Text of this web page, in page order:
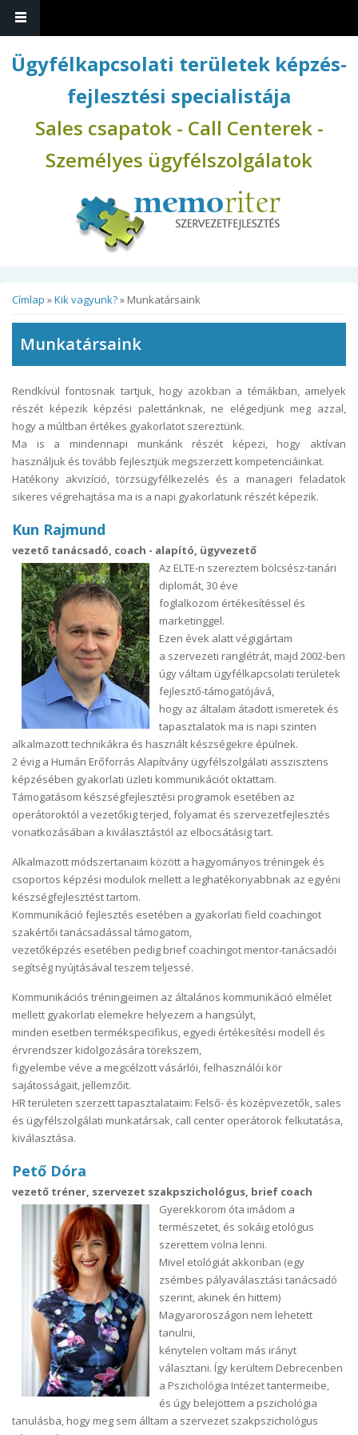
Ügyfélkapcsolati területek képzés-
fejlesztési specialistája
Sales csapatok - Call Centerek -
Személyes ügyfélszolgálatok
Jelenlegi hely
Címlap »Kik vagyunk?» Munkatársaink
Munkatársaink
Rendkívül fontosnak tartjuk, hogy azokban a témákban, amelyek
részét képezik képzési palettánknak, ne elégedjünk meg azzal,
hogy a múltban értékes gyakorlatot szereztünk.
Ma is a mindennapi munkánk részét képezi, hogy aktívan
használjuk és tovább fejlesztjük megszerzett kompetenciáinkat.
Hatékony akvizíció, törzsügyfélkezelés és a manageri feladatok
sikeres végrehajtása ma is a napi gyakorlatunk részét képezik.
Kun Rajmund
vezető tanácsadó, coach - alapító, ügyvezető
Az ELTE-n szereztem bölcsész-tanári
diplomát, 30 éve
foglalkozom értékesítéssel és
marketinggel.
Ezen évek alatt végigjártam
a szervezeti ranglétrát, majd 2002-ben
úgy váltam ügyfélkapcsolati területek
fejlesztő-támogatójává,
hogy az általam átadott ismeretek és
tapasztalatok ma is napi szinten
alkalmazott technikákra és használt készségekre épülnek.
2 évig a Humán Erőforrás Alapítvány ügyfélszolgálati asszisztens
képzésében gyakorlati üzleti kommunikációt oktattam.
Támogatásom készségfejlesztési programok esetében az
operátoroktól a vezetőkig terjed, folyamat és szervezetfejlesztés
vonatkozásában a kiválasztástól az elbocsátásig tart.
Alkalmazott módszertanaim között a hagyományos tréningek és
csoportos képzési modulok mellett a leghatékonyabbnak az egyéni
készségfejlesztést tartom.
Kommunikáció fejlesztés esetében a gyakorlati field coachingot
szakértői tanácsadással támogatom,
vezetőképzés esetében pedig brief coachingot mentor-tanácsadói
segítség nyújtásával teszem teljessé.
Kommunikációs tréningjeimen az általános kommunikáció elmélet
mellett gyakorlati elemekre helyezem a hangsúlyt,
minden esetben termékspecifikus, egyedi értékesítési modell és
érvrendszer kidolgozására törekszem,
figyelembe véve a megcélzott vásárlói, felhasználói kör
sajátosságait, jellemzőit.
HR területen szerzett tapasztalataim: Felső- és középvezetők, sales
és ügyfélszolgálati munkatársak, call center operátorok felkutatása,
kiválasztása.
Pető Dóra
vezető tréner, szervezet szakpszichológus, brief coach
Gyerekkorom óta imádom a
természetet, és sokáig etológus
szerettem volna lenni.
Mivel etológiát akkoriban (egy
zsémbes pályaválasztási tanácsadó
szerint, akinek én hittem)
Magyaroroszágon nem lehetett
tanulni,
kénytelen voltam más irányt
választani. Így kerültem Debrecenben
a Pszichológia Intézet tantermeibe,
és úgy belejöttem a pszichológia
tanulásba, hogy meg sem álltam a szervezet szakpszichológus